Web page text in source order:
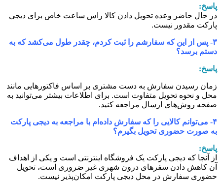
حال حاضر وعده تحویل دادن کالا راس ساعت خاص برای دیجی
مقدور نیست.
۳- پس از این که سفارشم را ثبت کردم، چقدر طول می‌‏کشد که به
برسد؟
رسیدن سفارش به دست مشتری بر اساس فاکتورهایی مانند
و نحوه تحویل متفاوت است. برای اطلاعات بیشتر می‌توانید به
روش‌های ارسال مراجعه کنید.
۴- می‏‌توانم کالایی را که سفارش داده‌‏ام با مراجعه به دیجی پارکت
صورت حضوری تحویل بگیرم؟
آنجا که دیجی پارکت یک فروشگاه اینترنتی است و یکی از اهداف
کاهش دادن سفرهای درون شهری غیر ضروری‏ است، تحویل
سفارش در محل دیجی پارکت امکان‌پذیر نیست.